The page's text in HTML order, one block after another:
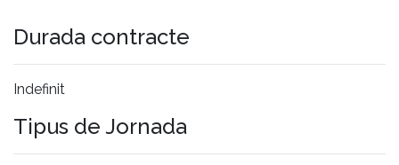
Durada contracte
Indefinit
Tipus de Jornada